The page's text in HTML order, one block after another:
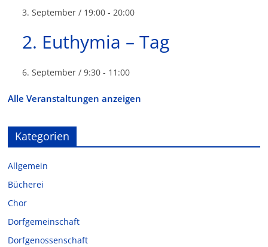
3. September / 19:00 -20:00
2. Euthymia – Tag
6. September / 9:30 - 11:00
Alle Veranstaltungen anzeigen
Kategorien
Allgemein
Bücherei
Chor
Dorfgemeinschaft
Dorfgenossenschaft